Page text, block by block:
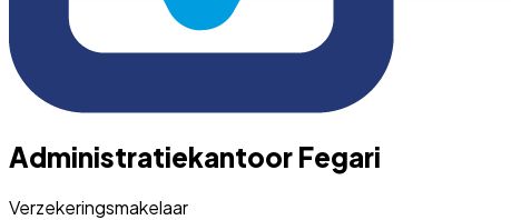
Administratiekantoor Fegari
Verzekeringsmakelaar